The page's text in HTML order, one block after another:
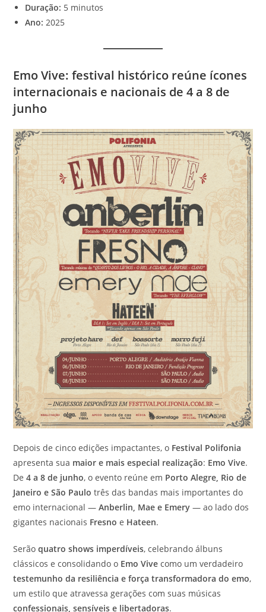
Duração: 5 minutos
Ano: 2025
Emo Vive: festival histórico reúne ícones
internacionais e nacionais de 4 a 8 de
junho
Depois de cinco edições impactantes, o Festival Polifonia
apresenta sua maior e mais especial realização: Emo Vive.
De4 a 8 de junho, o evento reúne em Porto Alegre, Rio de
Janeiro e São Paulo três das bandas mais importantes do
emo internacional —Anberlin, Mae e Emery — ao lado dos
gigantes nacionais Fresno e Hateen.
Serãoquatro shows imperdíveis, celebrando álbuns
clássicos e consolidando o Emo Vive como um verdadeiro
testemunho da resiliência e força transformadora do emo,
um estilo que atravessa gerações com suas músicas
confessionais, sensíveis e libertadoras.